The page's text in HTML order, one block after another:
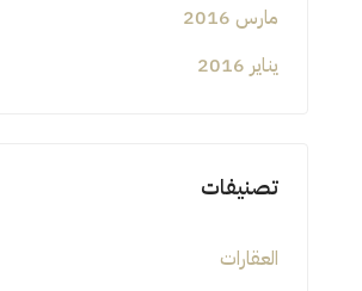
مارس 2016
يناير 2016
تصنيفات
العقارات